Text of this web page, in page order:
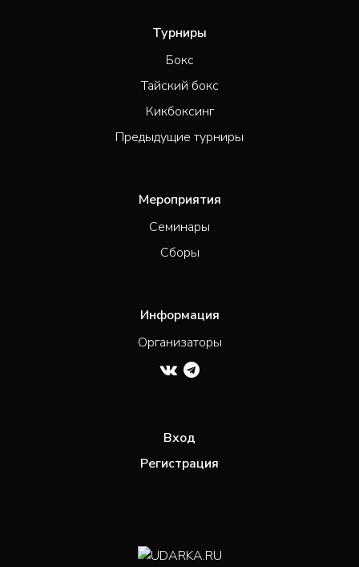
Турниры
Бокс
Тайский бокс
Кикбоксинг
Предыдущие турниры
Мероприятия
Семинары
Сборы
Информация
Организаторы
Вход
Регистрация